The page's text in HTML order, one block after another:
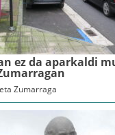
ez da aparkaldi
Zumarraga